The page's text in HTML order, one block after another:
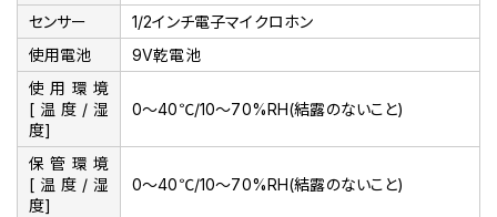
センサー
1/2インチ電子マイクロホン
使用電池
9V乾電池
使用環境
[温度/湿
度]
0～40℃/10～70%RH(結露のないこと)
保管環境
[温度/湿
度]
0～40℃/10～70%RH(結露のないこと)